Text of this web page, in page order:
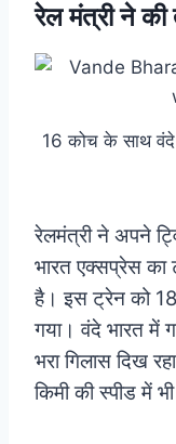
रेल मंत्री ने की
16 कोच के साथ वंदे
रेलमंत्री ने अपने
भारत एक्सप्रेस का
है। इस ट्रेन को
गया। वंदे भारत में
भरा गिलास दिख
किमी की स्पीड में